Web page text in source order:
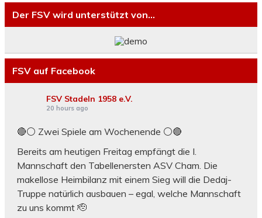
Der FSV wird unterstützt von…
FSV auf Facebook
FSV Stadeln 1958 e.V.
20 hours ago
🔴⚪ Zwei Spiele am Wochenende ⚪️🔴
Bereits am heutigen Freitag empfängt die I.
Mannschaft den Tabellenersten ASV Cham. Die
makellose Heimbilanz mit einem Sieg will die Dedaj-
Truppe natürlich ausbauen – egal, welche Mannschaft
zu uns kommt 🫡